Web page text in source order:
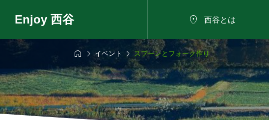
Enjoy 西谷  西谷とは
で夏祭り！～
しと小さな縁
2026年8月11日
西谷で見つける！わが
まちのお宝プロジェク
ト（第3回）

 イベント  スプーンとフォーク作り